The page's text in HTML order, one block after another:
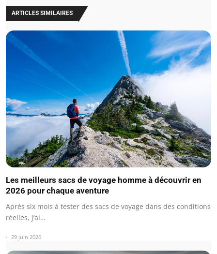
ARTICLES SIMILAIRES
Les meilleurs sacs de voyage homme à découvrir en
2026 pour chaque aventure
Après six mois à tester des sacs de voyage dans des conditions
réelles, j’ai…
29 juin 2026